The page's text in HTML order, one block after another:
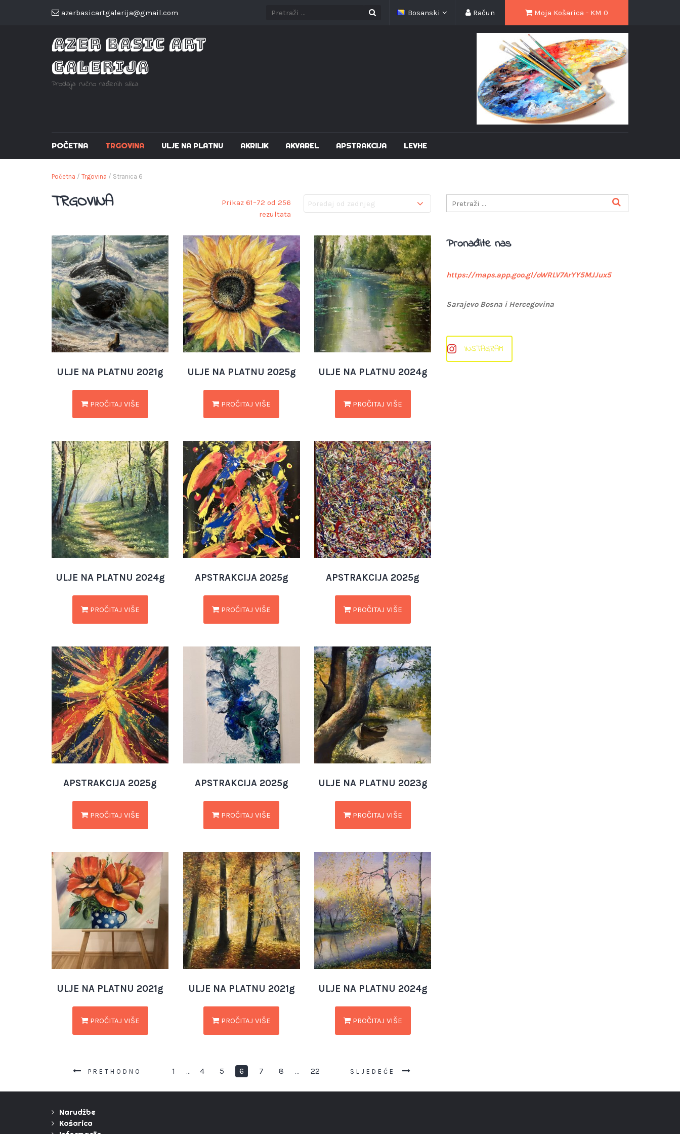
azerbasicartgalerija@gmail.com Moja Košarica - KM 0
Račun
Bosanski
AZER BASIC ART
GALERIJA
Prodaja ručno rađenih slika
POČETNA TRGOVINA ULJE NA PLATNU AKRILIK AKVAREL APSTRAKCIJA LEVHE
Početna / Trgovina / Stranica 6
TRGOVINA
Prikaz 61–72 od 256
rezultata
ULJE NA PLATNU 2021g
PROČITAJ VIŠE
ULJE NA PLATNU 2025g
PROČITAJ VIŠE
ULJE NA PLATNU 2024g
PROČITAJ VIŠE
ULJE NA PLATNU 2024g
PROČITAJ VIŠE
APSTRAKCIJA 2025g
PROČITAJ VIŠE
APSTRAKCIJA 2025g
PROČITAJ VIŠE
APSTRAKCIJA 2025g
PROČITAJ VIŠE
APSTRAKCIJA 2025g
PROČITAJ VIŠE
ULJE NA PLATNU 2023g
PROČITAJ VIŠE
ULJE NA PLATNU 2021g
PROČITAJ VIŠE
ULJE NA PLATNU 2021g
PROČITAJ VIŠE
ULJE NA PLATNU 2024g
PROČITAJ VIŠE
PRETHODNO 1 … 4 5 6 7 8 … 22 SLJEDEĆE
Pronađite nas
https://maps.app.goo.gl/oWRLV7ArYY5MJJux5
Sarajevo Bosna i Hercegovina
INSTAGRAM
Narudžbe
Košarica